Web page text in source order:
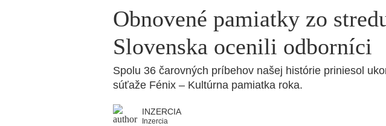
Obnovené pamiatky zo
Slovenska ocenili odborníci
Spolu 36 čarovných príbehov našej histórie priniesol
súťaže Fénix – Kultúrna pamiatka roka.
INZERCIA
Inzercia